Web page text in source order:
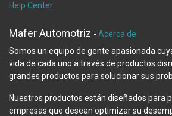
Help Center
Mafer Automotriz - Acerca de
Somos un equipo de gente apasionada
vida de cada uno a través de productos
grandes productos para solucionar sus
Nuestros productos están diseñados para
empresas que desean optimizar su